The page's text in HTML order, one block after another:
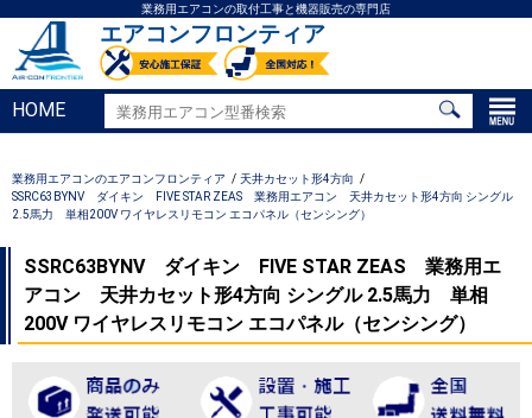
業務用エアコンの取付工事と機器販売の専門店
エアコンフロンティア
HOME
業務用エアコンのエアコンフロンティア
天井カセット形4方向
SSRC63BYNV ダイキン FIVE STAR ZEAS 業務用エアコン 天井カセット形4方向 シングル
2.5馬力 単相200V ワイヤレスリモコン エコパネル（センシング）
SSRC63BYNV ダイキン FIVE STAR ZEAS 業務用エ
アコン 天井カセット形4方向 シングル 2.5馬力 単相
200V ワイヤレスリモコン エコパネル（センシング）